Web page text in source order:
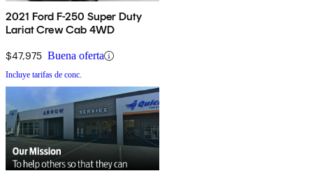
2021 Ford F-250 Super Duty
Lariat Crew Cab 4WD
$47,975 Buena oferta
Incluye tarifas de conc.